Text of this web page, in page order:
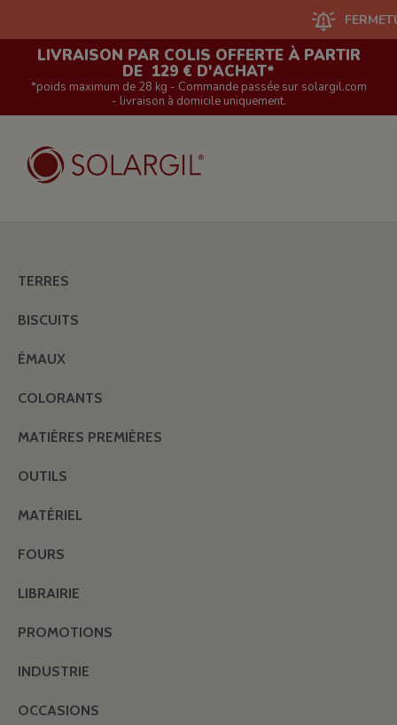
FERMETURE
LIVRAISON PAR COLIS OFFERTE À PARTIR
DE 129 € D'ACHAT*
*poids maximum de 28 kg - Commande passée sur solargil.com
- livraison à domicile uniquement.
TERRES
BISCUITS
ÉMAUX
COLORANTS
MATIÈRES PREMIÈRES
OUTILS
MATÉRIEL
FOURS
LIBRAIRIE
PROMOTIONS
INDUSTRIE
OCCASIONS